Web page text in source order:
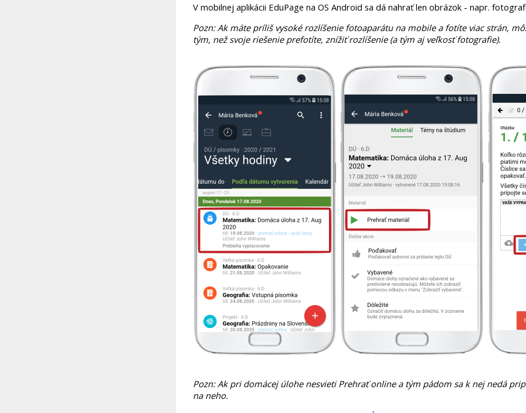
V mobilnej aplikácii EduPage na OS Android sa dá nahrať len obrázok - napr.
Pozn: Ak máte príliš vysoké rozlíšenie fotoaparátu na mobile a fotíte viac strán,
tým, než svoje riešenie prefotíte, znížiť rozlíšenie (a tým aj veľkosť fotografie).
Pozn: Ak pri domácej úlohe nesvieti Prehrať online a tým pádom sa k nej nedá
na neho.